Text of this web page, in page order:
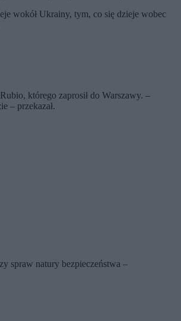
wokół Ukrainy, tym, co się dzieje wobec
którego zaprosił do Warszawy. –
– przekazał.
spraw natury bezpieczeństwa –